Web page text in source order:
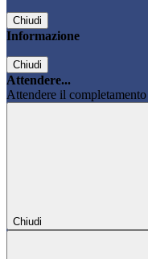
Chiudi
Informazione
Chiudi
Attendere...
Attendere il
Chiudi